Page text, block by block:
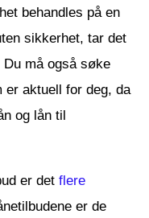
behandles på en
sikkerhet, tar det
Du må også søke
er aktuell for deg, da
og lån til
er det flere
er de